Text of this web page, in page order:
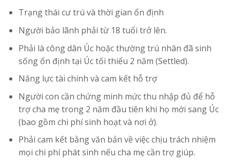
Trạng thái cư trú và thời gian ổn định
Người bảo lãnh phải từ 18 tuổi trở lên.
Phải là công dân Úc hoặc thường trú nhân đã sinh
sống ổn định tại Úc tối thiểu 2 năm (Settled).
Năng lực tài chính và cam kết hỗ trợ
Người con cần chứng minh mức thu nhập đủ để hỗ
trợ cha mẹ trong 2 năm đầu tiên khi họ mới sang Úc
(bao gồm chi phí sinh hoạt và nơi ở).
Phải cam kết bằng văn bản về việc chịu trách nhiệm
mọi chi phí phát sinh nếu cha mẹ cần trợ giúp.